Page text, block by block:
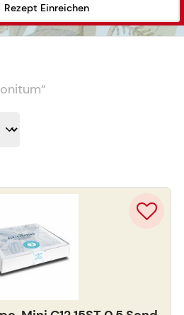
Rezept Einreichen
“